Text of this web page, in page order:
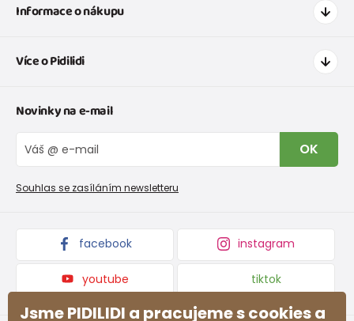
Informace o nákupu
Doprava a platba
Tabulka velikostí obuvi
Vrácení zboží a reklamace
Reklamační řád
Více o Pidilidi
O nás
Blog
Velkoobchod PiDiLiDi
Affiliate program
Kolekce zboží
Novinky na e-mail
OK
Souhlas se zasíláním newsletteru
facebook instagram
youtube tiktok
Jsme PIDILIDI a pracujeme s cookies a